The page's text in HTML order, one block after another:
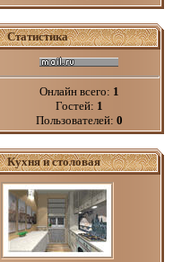
Статистика
Онлайн всего: 1
Гостей: 1
Пользователей: 0
Кухня и столовая